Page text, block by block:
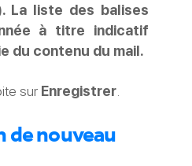
La liste des balises
à titre indicatif
du contenu du mail.
sur Enregistrer
de nouveau